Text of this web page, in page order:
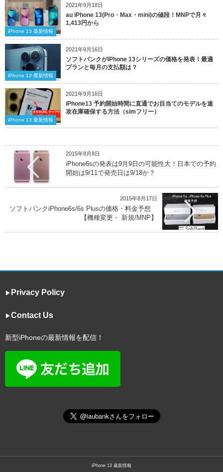
2021年9月18日
iPhone 13 最新情報
au iPhone 13(Pro・Max・mini)の値段！MNPで月々
1,413円から
2021年9月16日
iPhone 13 最新情報
ソフトバンクがiPhone 13シリーズの価格を発表！最適
プランと毎月の支払額は？
2021年9月16日
iPhone 13 最新情報
iPhone13 予約開始時間に直通でお目当てのモデルを速
攻在庫確保する方法（simフリー）
2015年8月8日
iPhone6sの発表は9月9日の可能性大！日本での予約
開始は9/11で発売日は9/18か？
2015年8月17日
ソフトバンクiPhone6s/6s Plusの価格・料金予想
【機種変更・ 新規/MNP】
▶︎ Privacy Policy
▶︎Contact Us
新型iPhoneの最新情報を配信！
iPhone 13 最新情報